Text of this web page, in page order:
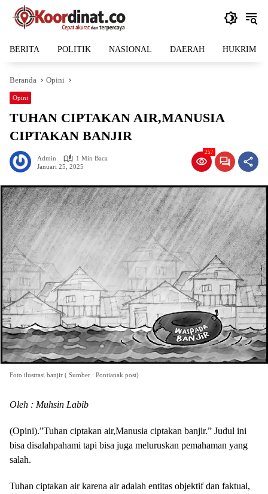
Langsung
BERITA POLITIK NASIONAL DAERAH HUKRIM
Beranda Opini
Opini
TUHAN CIPTAKAN AIR,MANUSIA
CIPTAKAN BANJIR
Admin
1 Min Baca
Januari 25, 2025
257
Foto ilustrasi banjir ( Sumber : Pontianak post)
Oleh : Muhsin Labib
(Opini).”Tuhan ciptakan air,Manusia ciptakan banjir.” Judul ini
bisa disalahpahami tapi bisa juga meluruskan pemahaman yang
salah.
Tuhan ciptakan air karena air adalah entitas objektif dan faktual,